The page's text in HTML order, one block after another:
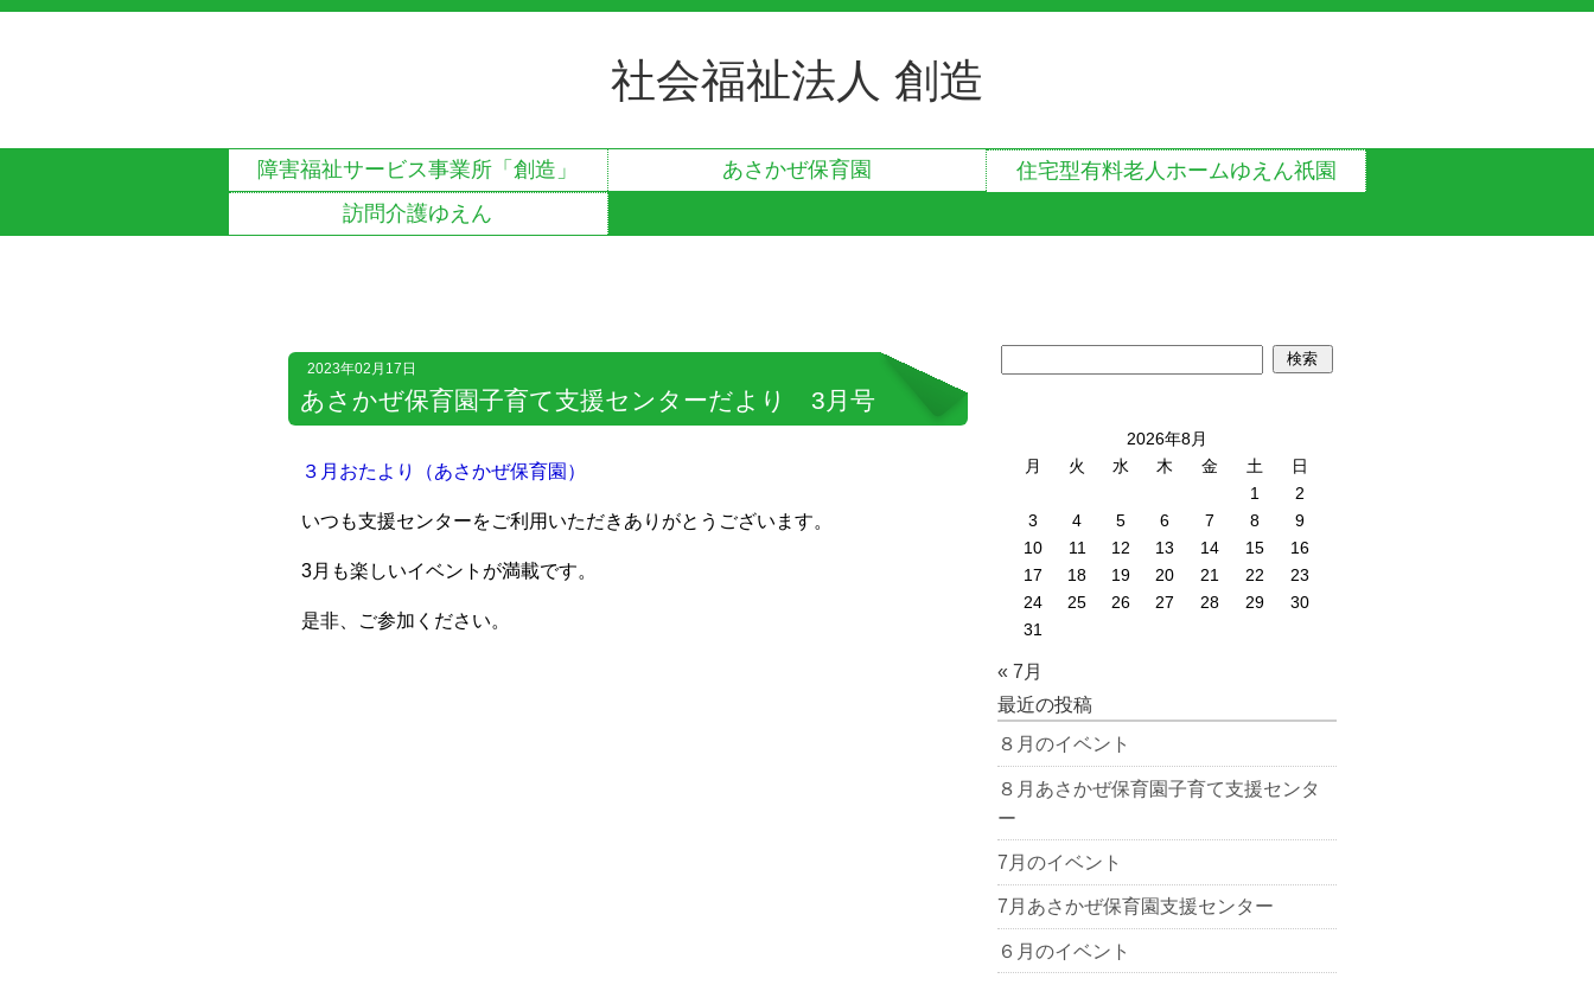
社会福祉法人 創造
障害福祉サービス事業所 「創造」 あさかぜ保育園
住宅型有料老人ホームゆえん祇園
訪問介護ゆえん
2023年02月17日
あさかぜ保育園子育て支援センターだより 3月号
３月おたより（あさかぜ保育園）
いつも支援センターをご利用いただきありがとうございます。
3月も楽しいイベントが満載です。
是非、ご参加ください。
2026年8月
月
火 水 木 金 土
日
1
2
3
4 5 6 7 8
9
10
11 12 13 14 15
16
17
18 19 20 21 22
23
24
25 26 27 28 29
30
31
« 7月
最近の投稿
８月のイベント
８月あさかぜ保育園子育て支援センタ
ー
7月のイベント
7月あさかぜ保育園支援センター
６月のイベント